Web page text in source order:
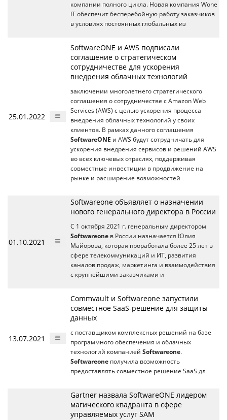
компании полного цикла. Новая компания Wone
IT обеспечит бесперебойную работу заказчиков
в условиях постоянных глобальных из
25.01.2022
SoftwareONE и AWS подписали
соглашение о стратегическом
сотрудничестве для ускорения
внедрения облачных технологий
заключении многолетнего стратегического
соглашения о сотрудничестве с Amazon Web
Services (AWS) с целью ускорения процесса
внедрения облачных технологий у своих
клиентов. В рамках данного соглашения
SoftwareONE и AWS будут сотрудничать для
ускорения внедрения сервисов и решений AWS
во всех ключевых отраслях, поддерживая
совместные инвестиции в продвижение на
рынке и расширение возможностей
01.10.2021
Softwareone объявляет о назначении
нового генерального директора в России
С 1 октября 2021 г. генеральным директором
Softwareone в России назначается Юлия
Майорова, которая проработала более 25 лет в
сфере телекоммуникаций и ИТ, развития
каналов продаж, маркетинга и взаимодействия
с крупнейшими заказчиками и
13.07.2021
Commvault и Softwareone запустили
совместное SaaS-решение для защиты
данных
с поставщиком комплексных решений на базе
программного обеспечения и облачных
технологий компанией Softwareone.
Softwareone получила возможность
предоставлять совместное решение SaaS дл
Gartner назвала SoftwareONE лидером
магического квадранта в сфере
управляемых услуг SAM